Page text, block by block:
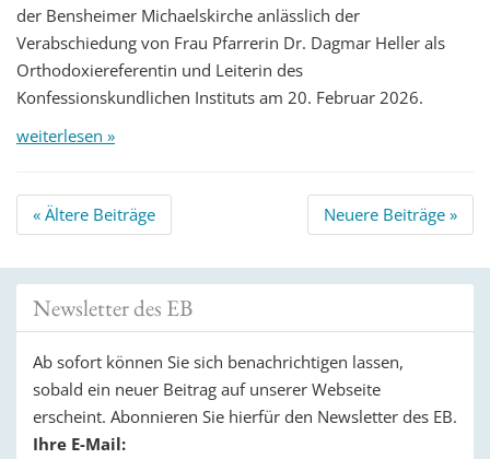
der Bensheimer Michaelskirche anlässlich der
Verabschiedung von Frau Pfarrerin Dr. Dagmar Heller als
Orthodoxiereferentin und Leiterin des
Konfessionskundlichen Instituts am 20. Februar 2026.
weiterlesen »
Beitrags
Navigation
« Ältere Beiträge Neuere Beiträge »
Newsletter des EB
Ab sofort können Sie sich benachrichtigen lassen,
sobald ein neuer Beitrag auf unserer Webseite
erscheint. Abonnieren Sie hierfür den Newsletter des EB.
Ihre E-Mail: